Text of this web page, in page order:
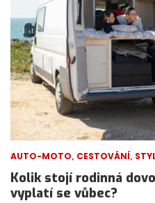
AUTO-MOTO, CESTOVÁNÍ,
Kolik stojí rodinná
vyplatí se vůbec?